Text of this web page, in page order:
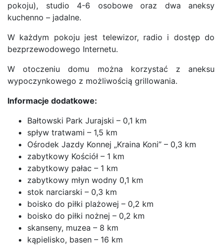
pokoju), studio 4-6 osobowe oraz dwa aneksy
kuchenno – jadalne.
W każdym pokoju jest telewizor, radio i dostęp do
bezprzewodowego Internetu.
W otoczeniu domu można korzystać z aneksu
wypoczynkowego z możliwością grillowania.
Informacje dodatkowe:
Bałtowski Park Jurajski – 0,1 km
spływ tratwami – 1,5 km
Ośrodek Jazdy Konnej „Kraina Koni” – 0,3 km
zabytkowy Kościół – 1 km
zabytkowy pałac – 1 km
zabytkowy młyn wodny 0,1 km
stok narciarski – 0,3 km
boisko do piłki plażowej – 0,2 km
boisko do piłki nożnej – 0,2 km
skanseny, muzea – 8 km
kąpielisko, basen – 16 km